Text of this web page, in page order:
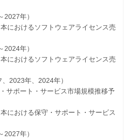
年）
けるソフトウェアライセンス売
年）
けるソフトウェアライセンス売
年、2024年）
ート・サービス市場規模推移予
ける保守・サポート・サービス
年）